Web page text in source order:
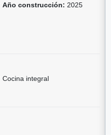
Año construcción: 2025
Cocina integral